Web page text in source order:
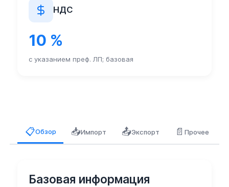
НДС
10 %
с указанием преф. ЛП; базовая
📋Обзор 📥Импорт 📤Экспорт 📄Прочее
Базовая информация